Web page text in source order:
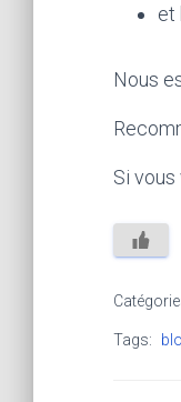
et
Nous
Si
Tags: